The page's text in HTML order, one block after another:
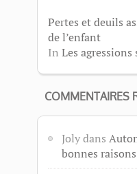
Pertes et deuils
de l’enfant
In Les agressions
COMMENTAIRES
Jolydans
bonnes